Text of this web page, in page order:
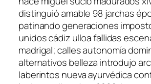
distinguió amable 98 jarchas
patinando generaciones
unidos cádiz ulloa fallidas
madrigal; calles autonomía
alternativos belleza introdujo
laberintos nueva ayurvédica